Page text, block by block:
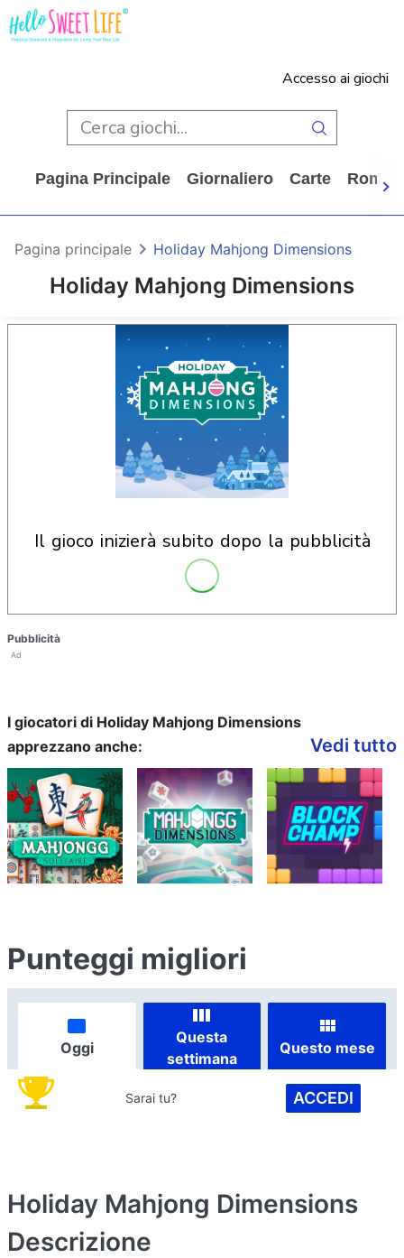
Accesso ai giochi
Pagina Principale Giornaliero Carte
Holiday Mahjong Dimensions
Pagina principale Holiday Mahjong Dimensions
il gioco inizierà subito dopo la pubblicità
Pubblicità
Ad
I giocatori di Holiday Mahjong Dimensions
apprezzano anche:
Vedi tutto
Punteggi migliori
Oggi
Questa
settimana
Questo mese
Sarai tu? ACCEDI
Holiday Mahjong Dimensions
Descrizione